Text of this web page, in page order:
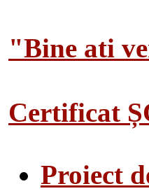
"Bine ati
Certificat
Proiect